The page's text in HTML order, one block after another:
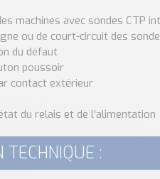
machines avec sondes CTP
ou de court-circuit des
du défaut
poussoir
contact extérieur
du relais et de l’alimentation
TECHNIQUE :